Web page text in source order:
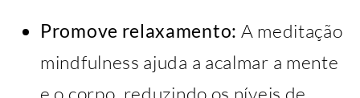
Promove relaxamento: A meditação
mindfulness ajuda a acalmar a mente
e o corpo, reduzindo os níveis de